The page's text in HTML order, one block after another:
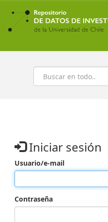
Ir
contenido
principal
Buscar
Iniciar sesión
Usuario/e-mail
Contraseña